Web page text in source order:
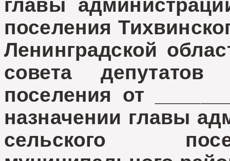
главы
поселения
Ленинградской
совета депутатов
поселения от
назначении главы
сельского